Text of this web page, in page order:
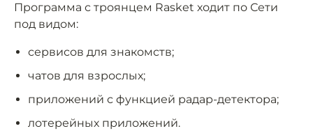
Программа с троянцем Rasket ходит по Сети
под видом:
сервисов для знакомств;
чатов для взрослых;
приложений с функцией радар-детектора;
лотерейных приложений.